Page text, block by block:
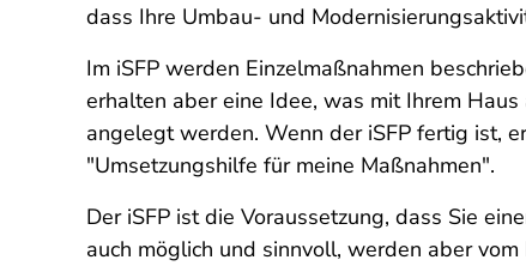
dass Ihre Umbau- und
Im iSFP werden Einzelmaßnahmen
erhalten aber eine Idee, was mit Ihrem
angelegt werden. Wenn der iSFP fertig ist,
"Umsetzungshilfe für meine Maßnahmen".
Der iSFP ist die Voraussetzung, dass Sie
auch möglich und sinnvoll, werden aber